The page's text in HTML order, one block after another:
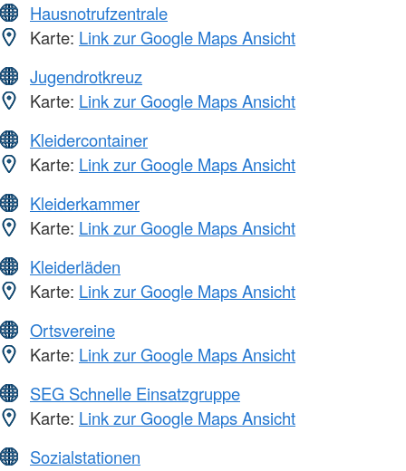
Hausnotrufzentrale
Karte: Link zur Google Maps Ansicht
Jugendrotkreuz
Karte: Link zur Google Maps Ansicht
Kleidercontainer
Karte: Link zur Google Maps Ansicht
Kleiderkammer
Karte: Link zur Google Maps Ansicht
Kleiderläden
Karte: Link zur Google Maps Ansicht
Ortsvereine
Karte: Link zur Google Maps Ansicht
SEG Schnelle Einsatzgruppe
Karte: Link zur Google Maps Ansicht
Sozialstationen